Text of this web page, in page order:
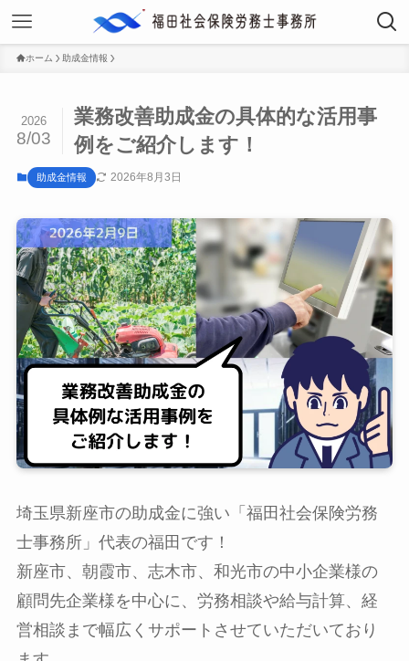
ホーム 助成金情報
業務改善助成金の具体的な活用事
例をご紹介します！
2026
8/03
助成金情報 2026年8月3日
埼玉県新座市の助成金に強い「福田社会保険労務
士事務所」代表の福田です！
新座市、朝霞市、志木市、和光市の中小企業様の
顧問先企業様を中心に、労務相談や給与計算、経
営相談まで幅広くサポートさせていただいており